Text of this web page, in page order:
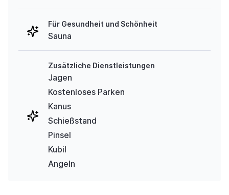
Für Gesundheit und Schönheit
Sauna
Zusätzliche Dienstleistungen
Jagen
Kostenloses Parken
Kanus
Schießstand
Pinsel
Kubil
Angeln